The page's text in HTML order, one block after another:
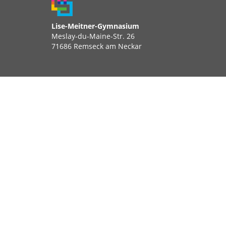
Lise-Meitner-Gymnasium
Meslay-du-Maine-Str. 26
71686 Remseck am Neckar